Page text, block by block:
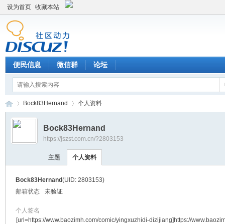
设为首页 收藏本站
便民信息 微信群 论坛
›
Bock83Hernand 个人资料
Bock83Hernand
https://jszst.com.cn/?2803153
主题 个人资料
Bock83Hernand(UID: 2803153)
邮箱状态
未验证
个人签名
[url=https://www.baozimh.com/comic/yingxuzhidi-dizijiang]https://